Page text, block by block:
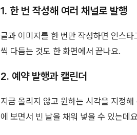
1. 한 번 작성해 여러 채널로 발행
글과 이미지를 한 번만 작성하면 인스
씩 다듬는 것도 한 화면에서 끝나요.
2. 예약 발행과 캘린더
지금 올리지 않고 원하는 시각을 지정
에 보면서 빈 날을 채워 넣을 수 있는데